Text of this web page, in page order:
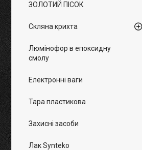
ЗОЛОТИЙ ПІСОК
Скляна крихта
Люмінофор в епоксидну
смолу
Електронні ваги
Тара пластикова
Захисні засоби
Лак Synteko